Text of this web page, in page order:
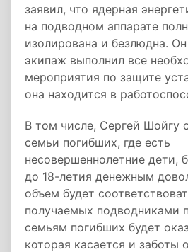
заявил, что ядерная
на подводном аппарате
изолирована и безлюдна.
экипаж выполнил все
мероприятия по защите
она находится в
В том числе, Сергей Шойгу
семьи погибших, где есть
несовершеннолетние дети,
до 18-летия денежным
объем будет
получаемых подводниками
семьям погибших будет
которая касается и заботы